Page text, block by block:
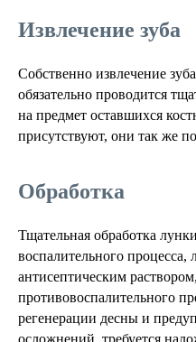
Извлечение зуба
Собственно извлечение
обязательно проводится
на предмет оставшихся
присутствуют, они так же
Обработка
Тщательная обработка
воспалительного процесса,
антисептическим
противовоспалительного
регенерации десны и
осложнений, требуется